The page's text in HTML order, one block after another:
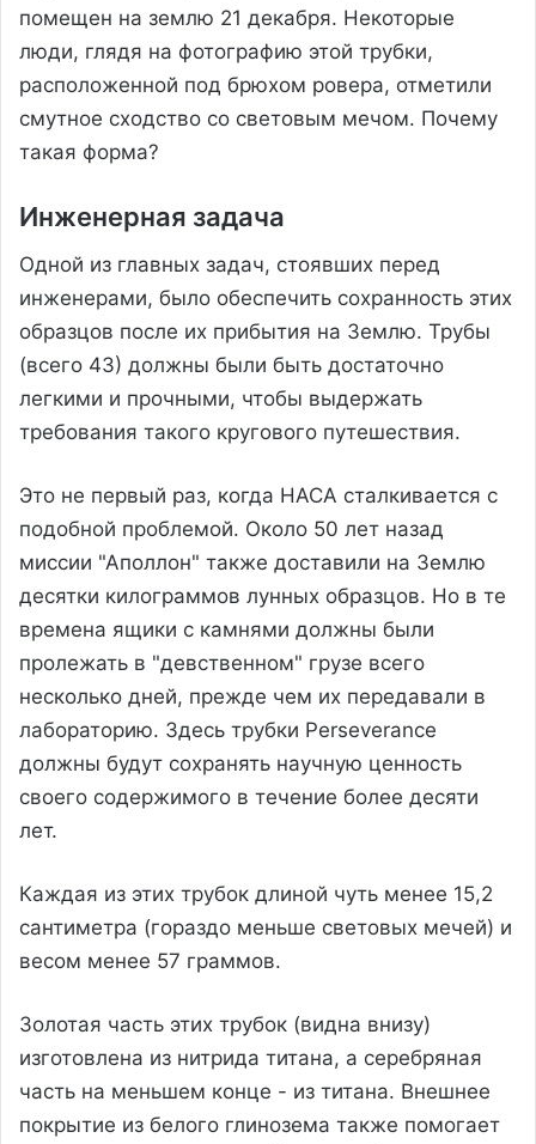
помещен на землю 21 декабря. Некоторые
люди, глядя на фотографию этой трубки,
расположенной под брюхом ровера, отметили
смутное сходство со световым мечом. Почему
такая форма?
Инженерная задача
Одной из главных задач, стоявших перед
инженерами, было обеспечить сохранность этих
образцов после их прибытия на Землю. Трубы
(всего 43) должны были быть достаточно
легкими и прочными, чтобы выдержать
требования такого кругового путешествия.
Это не первый раз, когда НАСА сталкивается с
подобной проблемой. Около 50 лет назад
миссии "Аполлон" также доставили на Землю
десятки килограммов лунных образцов. Но в те
времена ящики с камнями должны были
пролежать в "девственном" грузе всего
несколько дней, прежде чем их передавали в
лабораторию. Здесь трубки Perseverance
должны будут сохранять научную ценность
своего содержимого в течение более десяти
лет.
Каждая из этих трубок длиной чуть менее 15,2
сантиметра (гораздо меньше световых мечей) и
весом менее 57 граммов.
Золотая часть этих трубок (видна внизу)
изготовлена из нитрида титана, а серебряная
часть на меньшем конце - из титана. Внешнее
покрытие из белого глинозема также помогает